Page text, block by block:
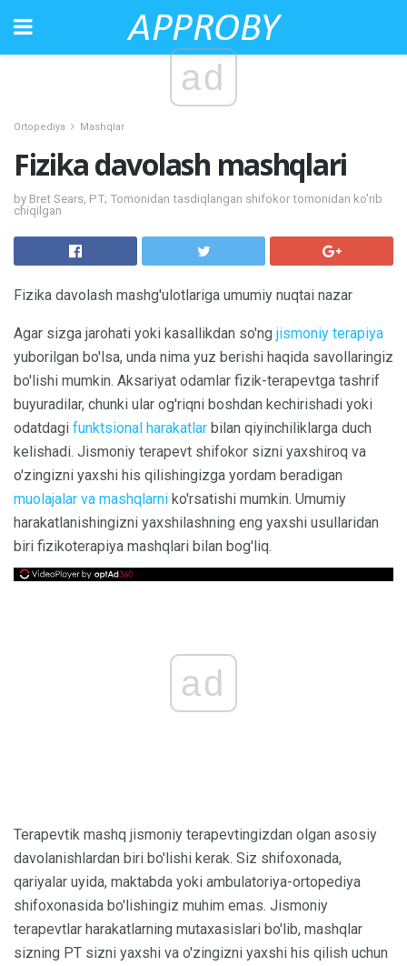
ad
Ortopediya Mashqlar
Fizika davolash mashqlari
by Bret Sears, PT; Tomonidan tasdiqlangan shifokor tomonidan ko'rib
chiqilgan
Fizika davolash mashg'ulotlariga umumiy nuqtai nazar
Agar sizga jarohati yoki kasallikdan so'ng jismoniy terapiya
yuborilgan bo'lsa, unda nima yuz berishi haqida savollaringiz
bo'lishi mumkin. Aksariyat odamlar fizik-terapevtga tashrif
buyuradilar, chunki ular og'riqni boshdan kechirishadi yoki
odatdagi funktsional harakatlar bilan qiyinchiliklarga duch
kelishadi. Jismoniy terapevt shifokor sizni yaxshiroq va
o'zingizni yaxshi his qilishingizga yordam beradigan
muolajalar va mashqlarni ko'rsatishi mumkin. Umumiy
harakatlanishingizni yaxshilashning eng yaxshi usullaridan
biri fizikoterapiya mashqlari bilan bog'liq.
ad
Terapevtik mashq jismoniy terapevtingizdan olgan asosiy
davolanishlardan biri bo'lishi kerak. Siz shifoxonada,
qariyalar uyida, maktabda yoki ambulatoriya-ortopediya
shifoxonasida bo'lishingiz muhim emas. Jismoniy
terapevtlar harakatlarning mutaxasislari bo'lib, mashqlar
sizning PT sizni yaxshi va o'zingizni yaxshi his qilish uchun